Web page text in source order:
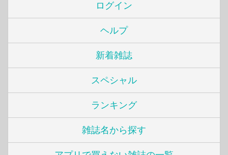
ログイン
ヘルプ
新着雑誌
スペシャル
ランキング
雑誌名から探す